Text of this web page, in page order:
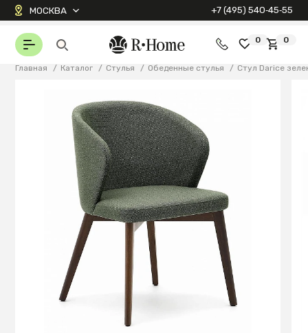
МОСКВА +7 (495) 540‑45‑55
0 0
Главная / Каталог / Стулья / Обеденные стулья / Стул Darice